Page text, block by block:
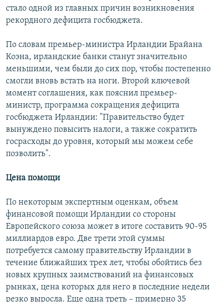
стало одной из главных причин возникновения
рекордного дефицита госбюджета.
По словам премьер-министра Ирландии Брайана
Коэна, ирландские банки станут значительно
меньшими, чем были до сих пор, чтобы постепенно
смогли вновь встать на ноги. Второй ключевой
момент соглашения, как пояснил премьер-
министр, программа сокращения дефицита
госбюджета Ирландии: "Правительство будет
вынуждено повысить налоги, а также сократить
госрасходы до уровня, который мы можем себе
позволить".
Цена помощи
По некоторым экспертным оценкам, объем
финансовой помощи Ирландии со стороны
Европейского союза может в итоге составить 90-95
миллиардов евро. Две трети этой суммы
потребуется самому правительству Ирландии в
течение ближайших трех лет, чтобы обойтись без
новых крупных заимствований на финансовых
рынках, цена которых для него в последние недели
резко выросла. Еще одна треть – примерно 35